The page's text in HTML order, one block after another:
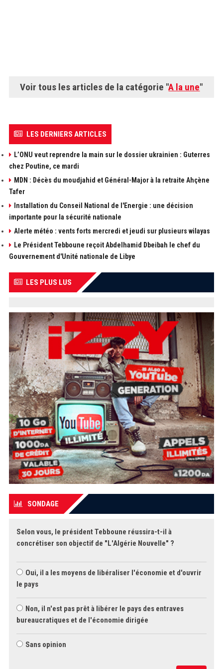
Voir tous les articles de la catégorie "A la une"
LES DERNIERS ARTICLES
L’ONU veut reprendre la main sur le dossier ukrainien : Guterres
chez Poutine, ce mardi
MDN : Décès du moudjahid et Général-Major à la retraite Ahçène
Tafer
Installation du Conseil National de l'Energie : une décision
importante pour la sécurité nationale
Alerte météo : vents forts mercredi et jeudi sur plusieurs wilayas
Le Président Tebboune reçoit Abdelhamid Dbeibah le chef du
Gouvernement d'Unité nationale de Libye
LES PLUS LUS
SONDAGE
Selon vous, le président Tebboune réussira-t-il à
concrétiser son objectif de "L'Algérie Nouvelle" ?
Oui, il a les moyens de libéraliser l'économie et d'ouvrir
le pays
Non, il n'est pas prêt à libérer le pays des entraves
bureaucratiques et de l'économie dirigée
Sans opinion